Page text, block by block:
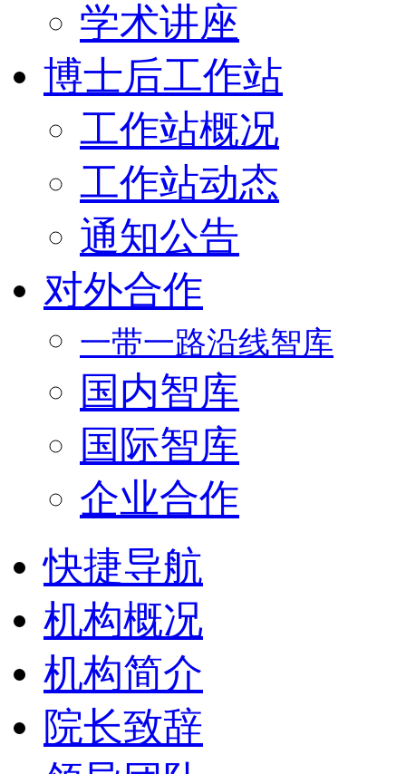
学术讲座
博士后工作站
工作站概况
工作站动态
通知公告
对外合作
一带一路沿线智库
国内智库
国际智库
企业合作
快捷导航
机构概况
机构简介
院长致辞